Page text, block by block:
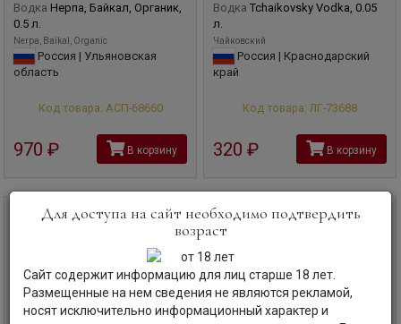
Водка Нерпа, Байкал, Органик,
0.5 л.
Nerpa, Baikal, Organic
Россия | Ульяновская
область
Код товара: АСП-68660
970 В корзину
Водка Tchaikovsky Vodka, 0.05
л.
Чайковский
Россия | Краснодарский
край
Код товара: ЛГ-73688
320 В корзину
0,5 л 0,7 л
Для доступа на сайт необходимо подтвердить
возраст
Сайт содержит информацию для лиц старше 18 лет.
Размещенные на нем сведения не являются рекламой,
носят исключительно информационный характер и